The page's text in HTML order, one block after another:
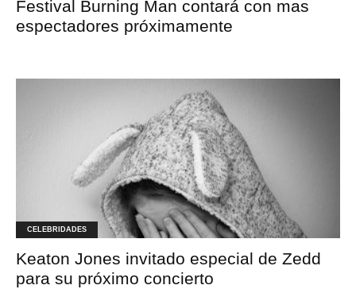
Festival Burning Man contará con mas
espectadores próximamente
CELEBRIDADES
Keaton Jones invitado especial de Zedd
para su próximo concierto